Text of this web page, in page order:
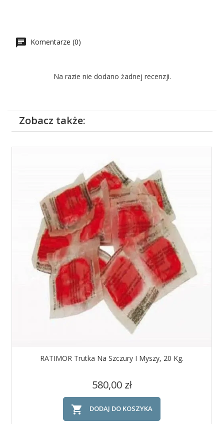
Komentarze (0)
Na razie nie dodano żadnej recenzji.
Zobacz także:
RATIMOR Trutka Na Szczury I Myszy, 20 Kg.
Cena
580,00 zł
 DODAJ DO KOSZYKA